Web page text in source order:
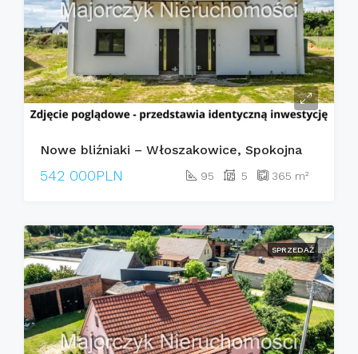
Nowe bliźniaki – Włoszakowice, Spokojna
542 000PLN 95 5 365 m²
SPRZEDAŻ